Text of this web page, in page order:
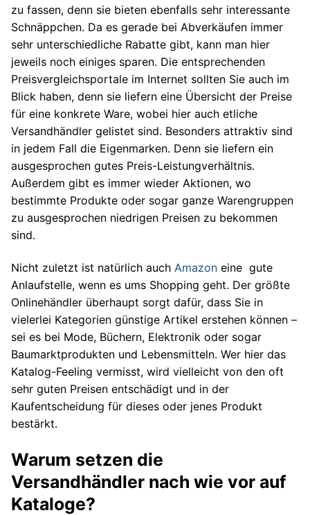
zu fassen, denn sie bieten ebenfalls sehr interessante
Schnäppchen. Da es gerade bei Abverkäufen immer
sehr unterschiedliche Rabatte gibt, kann man hier
jeweils noch einiges sparen. Die entsprechenden
Preisvergleichsportale im Internet sollten Sie auch im
Blick haben, denn sie liefern eine Übersicht der Preise
für eine konkrete Ware, wobei hier auch etliche
Versandhändler gelistet sind. Besonders attraktiv sind
in jedem Fall die Eigenmarken. Denn sie liefern ein
ausgesprochen gutes Preis-Leistungverhältnis.
Außerdem gibt es immer wieder Aktionen, wo
bestimmte Produkte oder sogar ganze Warengruppen
zu ausgesprochen niedrigen Preisen zu bekommen
sind.
Nicht zuletzt ist natürlich auch Amazon eine gute
Anlaufstelle, wenn es ums Shopping geht. Der größte
Onlinehändler überhaupt sorgt dafür, dass Sie in
vielerlei Kategorien günstige Artikel erstehen können –
sei es bei Mode, Büchern, Elektronik oder sogar
Baumarktprodukten und Lebensmitteln. Wer hier das
Katalog-Feeling vermisst, wird vielleicht von den oft
sehr guten Preisen entschädigt und in der
Kaufentscheidung für dieses oder jenes Produkt
bestärkt.
Warum setzen die
Versandhändler nach wie vor auf
Kataloge?